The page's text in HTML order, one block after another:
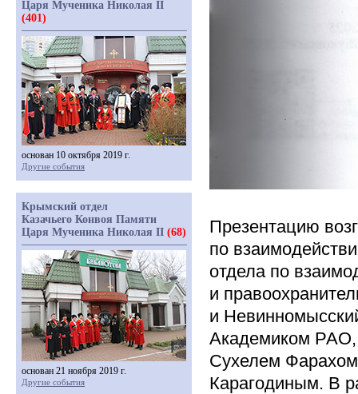
Презентацию
по
отдела по
и
и
Академиком РАО,
Сухелем
Карагодиным. В
Царя Мученика Николая II
(401)
основан 10 октября 2019 г.
Другие события
Крымский отдел
Казачьего Конвоя Памяти
Царя Мученика Николая II (68)
основан 21 ноября 2019 г.
Другие события